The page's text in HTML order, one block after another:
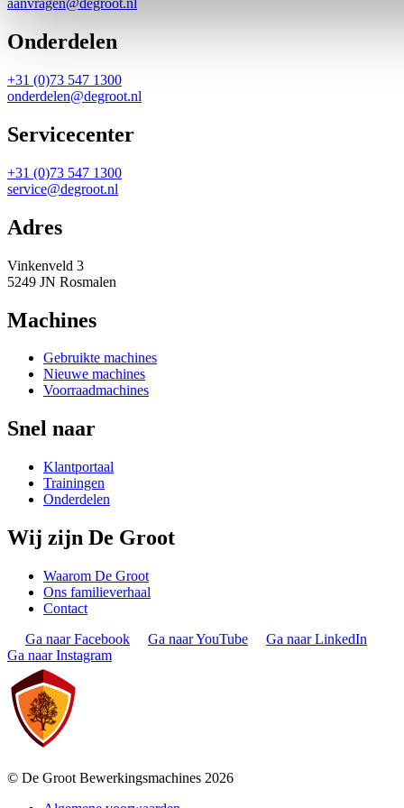
aanvragen@degroot.nl
Onderdelen
+31 (0)73 547 1300
onderdelen@degroot.nl
Servicecenter
+31 (0)73 547 1300
service@degroot.nl
Adres
Vinkenveld 3
5249 JN Rosmalen
Machines
Gebruikte machines
Nieuwe machines
Voorraadmachines
Snel naar
Klantportaal
Trainingen
Onderdelen
Wij zijn De Groot
Waarom De Groot
Ons familieverhaal
Contact
Ga naar Facebook
Ga naar YouTube
Ga naar LinkedIn
Ga naar Instagram
© De Groot Bewerkingsmachines 2026